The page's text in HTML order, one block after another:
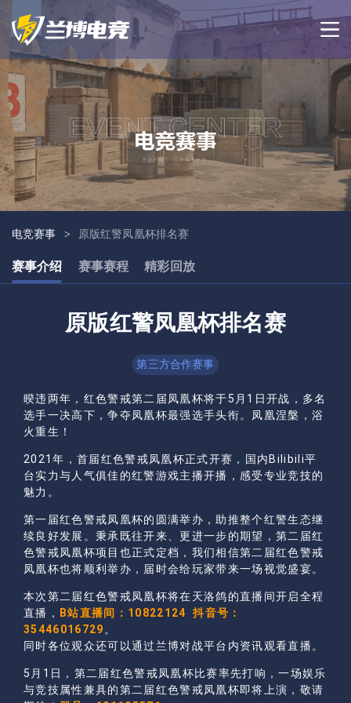
电竞赛事 > 原版红警凤凰杯排名赛
赛事介绍 赛事赛程 精彩回放
原版红警凤凰杯排名赛
第三方合作赛事
暌违两年，红色警戒第二届凤凰杯将于5月1日开战，多名
选手一决高下，争夺凤凰杯最强选手头衔。凤凰涅槃，浴
火重生！
2021年，首届红色警戒凤凰杯正式开赛，国内Bilibili平
台实力与人气俱佳的红警游戏主播开播，感受专业竞技的
魅力。
第一届红色警戒凤凰杯的圆满举办，助推整个红警生态继
续良好发展。秉承既往开来、更进一步的期望，第二届红
色警戒凤凰杯项目也正式定档，我们相信第二届红色警戒
凤凰杯也将顺利举办，届时会给玩家带来一场视觉盛宴。
本次第二届红色警戒凤凰杯将在天洛鸽的直播间开启全程
直播，
B站直播间：10822124 抖音号：
35446016729 。
同时各位观众还可以通过兰博对战平台内资讯观看直播。
5月1日，第二届红色警戒凤凰杯比赛率先打响，一场娱乐
与竞技属性兼具的第二届红色警戒凤凰杯即将上演，敬请